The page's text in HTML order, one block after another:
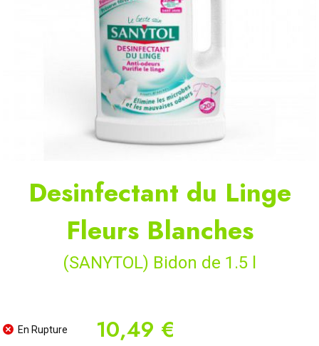
Desinfectant du Linge
Fleurs Blanches
(SANYTOL) Bidon de 1.5 l
En Rupture 10,49 €